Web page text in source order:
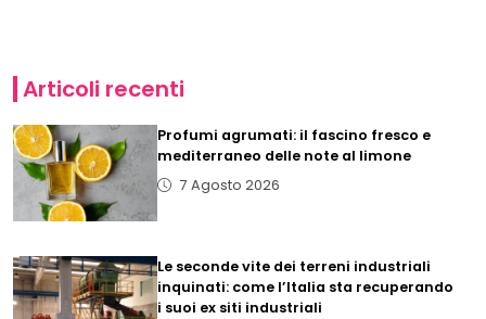
Articoli recenti
Profumi agrumati: il fascino fresco e
mediterraneo delle note al limone
7 Agosto 2026
Le seconde vite dei terreni industriali
inquinati: come l’Italia sta recuperando
i suoi ex siti industriali